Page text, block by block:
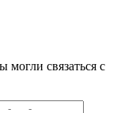
связаться с